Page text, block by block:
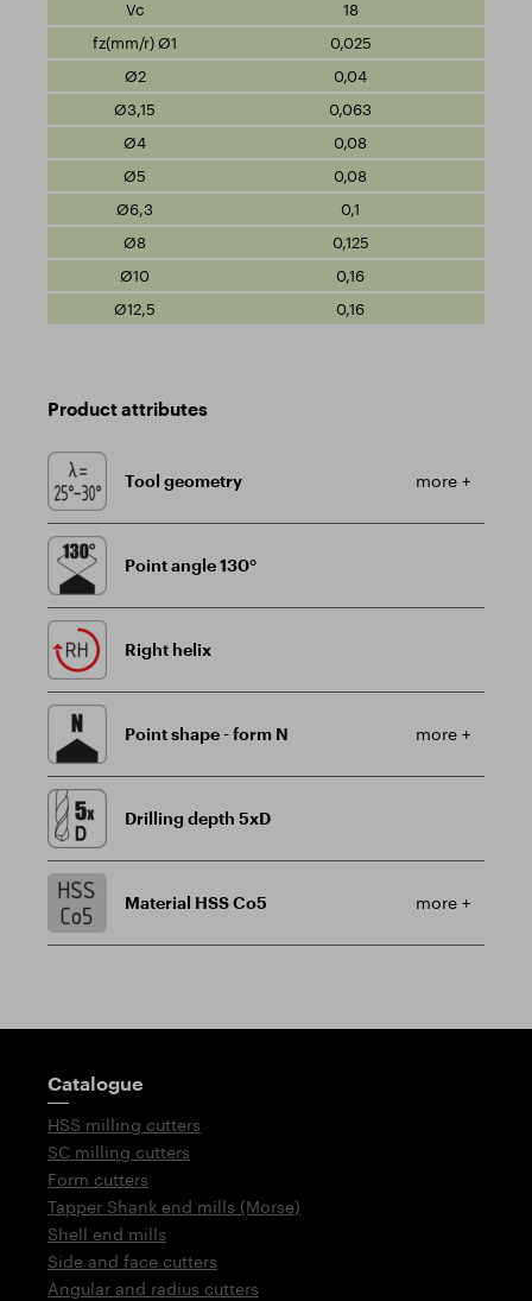
18
0,025
0,04
0,063
0,08
0,08
0,1
0,125
0,16
0,16
Product attributes
Tool geometry more +
Point angle 130°
Right helix
Point shape - form N more +
Drilling depth 5xD
Material HSS Co5 more +
Guidepost
Catalogue
HSS milling cutters
SC milling cutters
Form cutters
Tapper Shank end mills (Morse)
Shell end mills
Side and face cutters
Angular and radius cutters